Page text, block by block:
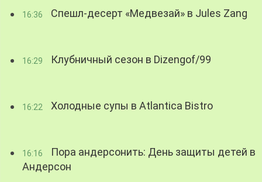
16:36 Спешл-десерт «Медвезай» в Jules Zang
16:29 Клубничный сезон в Dizengof/99
16:22 Холодные супы в Atlantica Bistro
16:16
Пора андерсонить: День защиты детей в
Андерсон